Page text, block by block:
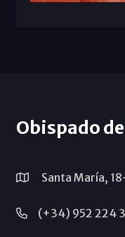
Obispado
Santa María,
(+34) 952 224